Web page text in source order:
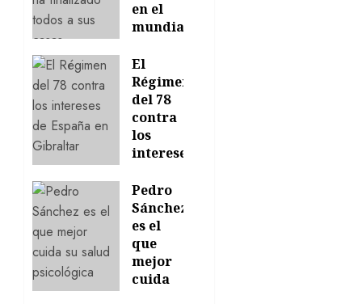
en el
mundial
finalizado
todos a
sus
casas
21/07/2026
El
Régimen
del 78
contra
los
intereses
España
en
Gibraltar
16/07/2026
0
Pedro
Sánchez
es el
que
mejor
cuida